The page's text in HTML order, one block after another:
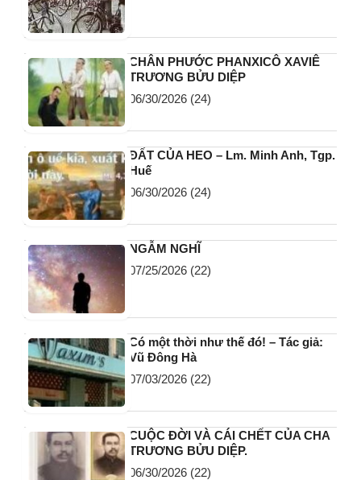
CHÂN PHƯỚC PHANXICÔ XAVIÊ
TRƯƠNG BỬU DIỆP
06/30/2026 (24)
ĐẤT CỦA HEO – Lm. Minh Anh, Tgp.
Huế
06/30/2026 (24)
NGẪM NGHĨ
07/25/2026 (22)
Có một thời như thế đó! – Tác giả:
Vũ Đông Hà
07/03/2026 (22)
CUỘC ĐỜI VÀ CÁI CHẾT CỦA CHA
TRƯƠNG BỬU DIỆP.
06/30/2026 (22)